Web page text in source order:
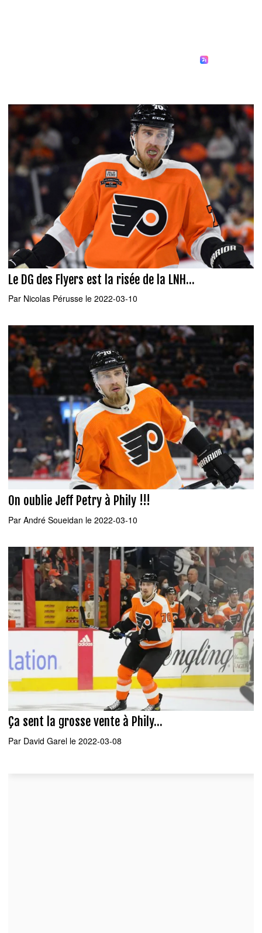
Le DG des Flyers est la risée de la LNH...
Par Nicolas Pérusse le 2022-03-10
On oublie Jeff Petry à Phily !!!
Par André Soueidan le 2022-03-10
Ça sent la grosse vente à Phily...
Par David Garel le 2022-03-08